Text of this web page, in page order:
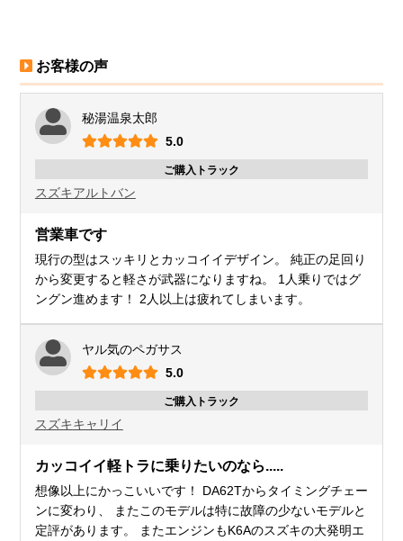
お客様の声
秘湯温泉太郎
5.0
ご購入トラック
スズキアルトバン
営業車です
現行の型はスッキリとカッコイイデザイン。 純正の足回り
から変更すると軽さが武器になりますね。 1人乗りではグ
ングン進めます！ 2人以上は疲れてしまいます。
ヤル気のペガサス
5.0
ご購入トラック
スズキキャリイ
カッコイイ軽トラに乗りたいのなら.....
想像以上にかっこいいです！ DA62Tからタイミングチェー
ンに変わり、 またこのモデルは特に故障の少ないモデルと
定評があります。 またエンジンもK6Aのスズキの大発明エ